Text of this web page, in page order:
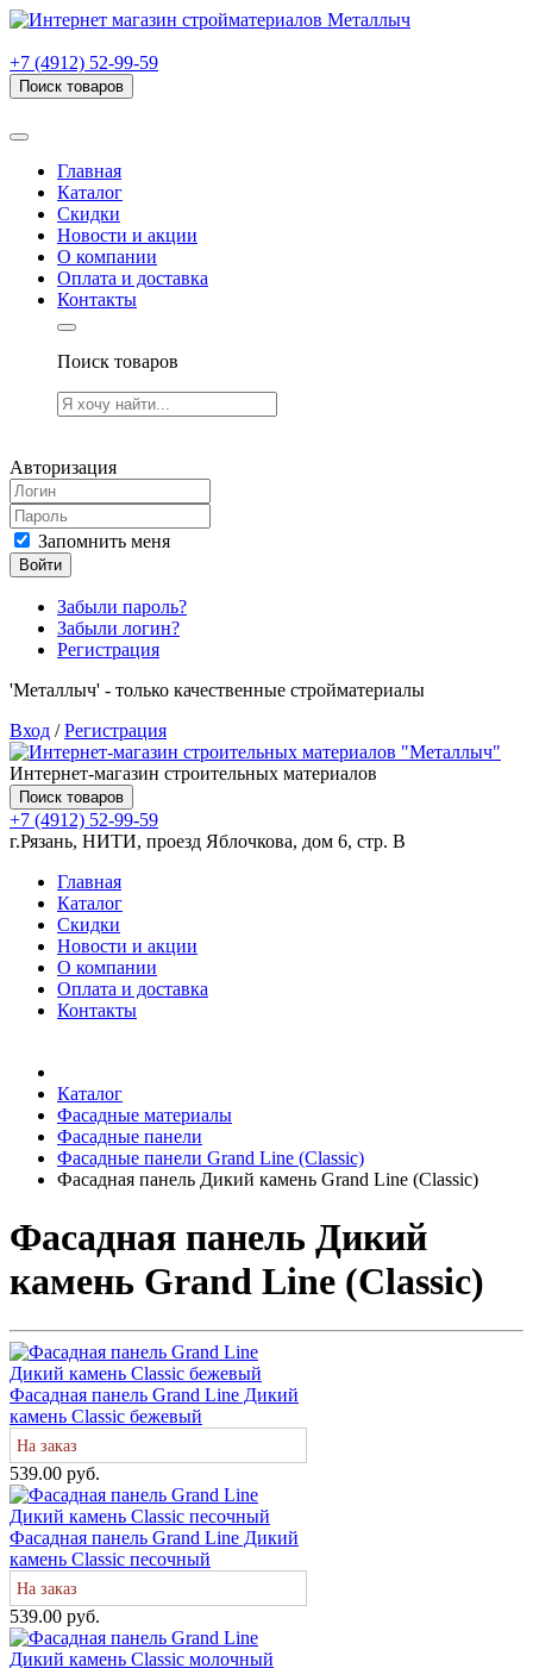
+7 (4912) 52-99-59
Поиск товаров
Главная
Каталог
Скидки
Новости и акции
О компании
Оплата и доставка
Контакты
Поиск товаров
Авторизация
Запомнить меня
Войти
Забыли пароль?
Забыли логин?
Регистрация
'Металлыч' - только качественные стройматериалы
Вход /Регистрация
Интернет-магазин строительных материалов
Поиск товаров
+7 (4912) 52-99-59
г.Рязань, НИТИ, проезд Яблочкова, дом 6, стр. В
Главная
Каталог
Скидки
Новости и акции
О компании
Оплата и доставка
Контакты
Каталог
Фасадные материалы
Фасадные панели
Фасадные панели Grand Line (Classic)
Фасадная панель Дикий камень Grand Line (Classic)
Фасадная панель Дикий
камень Grand Line (Classic)
Фасадная панель Grand Line Дикий
камень Classic бежевый
На заказ
539.00 руб.
Фасадная панель Grand Line Дикий
камень Classic песочный
На заказ
539.00 руб.